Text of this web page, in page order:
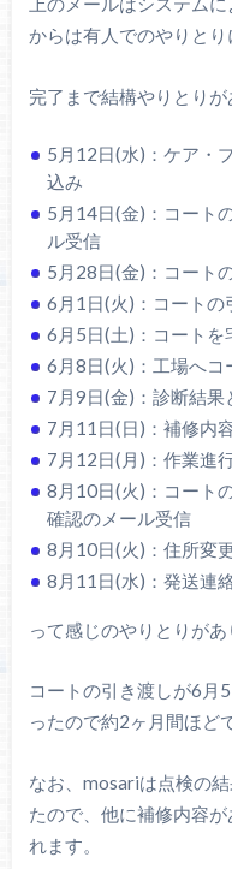
からは有人でのやりとり
完了まで結構やりとりが
5月12日(水)：ケア・
込み
5月14日(金)：コート
ル受信
5月28日(金)：コート
6月1日(火)：コートの
6月5日(土)：コートを
6月8日(火)：工場へコ
7月9日(金)：診断結
7月11日(日)：補修内
7月12日(月)：作業進
8月10日(火)：コート
確認のメール受信
8月10日(火)：住所変
8月11日(水)：発送連
って感じのやりとりがあ
コートの引き渡しが6月
ったので約2ヶ月間ほど
なお、mosariは点検の
たので、他に補修内容
れます。